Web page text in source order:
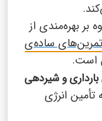
بر بهره‌مندی از
ساده‌ی
است.
تأمین انرژی